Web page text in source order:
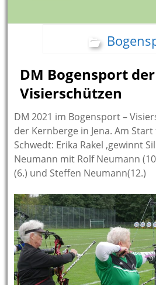
DM Bogensport der
Visierschützen
DM 2021 im Bogensport –
der Kernberge in Jena. Am Start
Schwedt: Erika Rakel ,gewinnt
Neumann mit Rolf Neumann
(6.) und Steffen Neumann(12.)